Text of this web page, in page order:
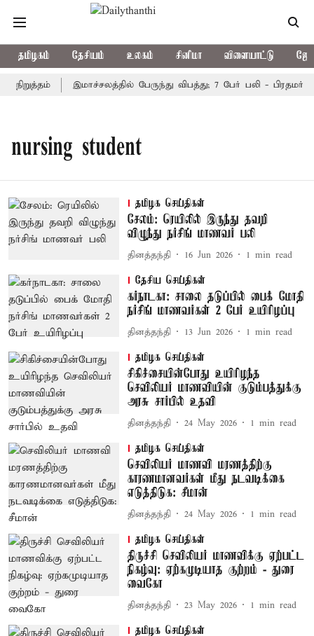
தமிழகம் தேசியம் உலகம் சினிமா விளையாட்டு
இமாச்சலத்தில் பேருந்து விபத்து; 7 பேர் பலி - பிரதமர்
nursing student
தமிழக செய்திகள்
சேலம்: ரெயிலில் இருந்து தவறி
விழுந்து நர்சிங் மாணவர் பலி
தினத்தந்தி 16 Jun 2026 1 min read
தேசிய செய்திகள்
கர்நாடகா: சாலை தடுப்பில் பைக் மோதி
நர்சிங் மாணவர்கள் 2 பேர் உயிரிழப்பு
தினத்தந்தி 13 Jun 2026 1 min read
தமிழக செய்திகள்
சிகிச்சையின்போது உயிரிழந்த
செவிலியர் மாணவியின் குடும்பத்துக்கு
அரசு சார்பில் உதவி
தினத்தந்தி 24 May 2026 1 min read
தமிழக செய்திகள்
செவிலியர் மாணவி மரணத்திற்கு
காரணமானவர்கள் மீது நடவடிக்கை
எடுத்திடுக: சீமான்
தினத்தந்தி 24 May 2026 1 min read
தமிழக செய்திகள்
திருச்சி செவிலியர் மாணவிக்கு ஏற்பட்ட
நிகழ்வு: ஏற்கமுடியாத குற்றம் - துரை
வைகோ
தினத்தந்தி 23 May 2026 1 min read
தமிழக செய்திகள்